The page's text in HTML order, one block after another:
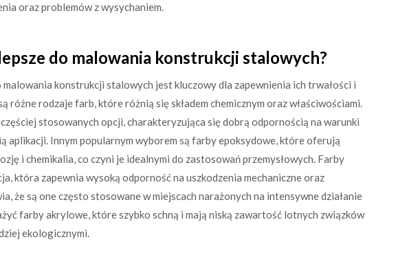
oraz problemów z wysychaniem.
do malowania konstrukcji stalowych?
konstrukcji stalowych jest kluczowy dla zapewnienia ich trwałości i
różne rodzaje farb, które różnią się składem chemicznym oraz właściwościami.
stosowanych opcji, charakteryzująca się dobrą odpornością na warunki
aplikacji. Innym popularnym wyborem są farby epoksydowe, które oferują
i chemikalia, co czyni je idealnymi do zastosowań przemysłowych. Farby
która zapewnia wysoką odporność na uszkodzenia mechaniczne oraz
że są one często stosowane w miejscach narażonych na intensywne działanie
farby akrylowe, które szybko schną i mają niską zawartość lotnych związków
ekologicznymi.